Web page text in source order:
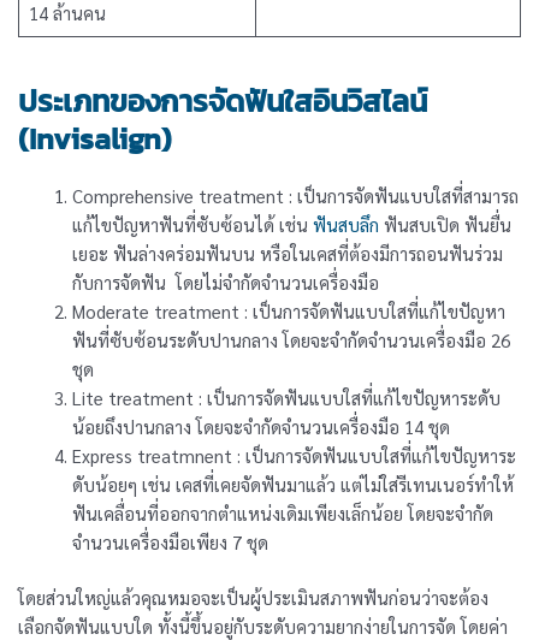
14 ล้านคน
ประเภทของการจัดฟันใสอินวิสไลน์
(Invisalign)
Comprehensive treatment : เป็นการจัดฟันแบบใสที่สามารถ
แก้ไขปัญหาฟันที่ซับซ้อนได้ เช่น ฟันสบลึก ฟันสบเปิด ฟันยื่น
เยอะ ฟันล่างคร่อมฟันบน หรือในเคสที่ต้องมีการถอนฟันร่วม
กับการจัดฟัน โดยไม่จำกัดจำนวนเครื่องมือ
Moderate treatment : เป็นการจัดฟันแบบใสที่แก้ไขปัญหา
ฟันที่ซับซ้อนระดับปานกลาง โดยจะจำกัดจำนวนเครื่องมือ 26
ชุด
Lite treatment : เป็นการจัดฟันแบบใสที่แก้ไขปัญหาระดับ
น้อยถึงปานกลาง โดยจะจำกัดจำนวนเครื่องมือ 14 ชุด
Express treatmnent : เป็นการจัดฟันแบบใสที่แก้ไขปัญหาระ
ดับน้อยๆ เช่น เคสที่เคยจัดฟันมาแล้ว แต่ไม่ใส่รีเทนเนอร์ทำให้
ฟันเคลื่อนที่ออกจากตำแหน่งเดิมเพียงเล็กน้อย โดยจะจำกัด
จำนวนเครื่องมือเพียง 7 ชุด
โดยส่วนใหญ่แล้วคุณหมอจะเป็นผู้ประเมินสภาพฟันก่อนว่าจะต้อง
เลือกจัดฟันแบบใด ทั้งนี้ขึ้นอยู่กับระดับความยากง่ายในการจัด โดยค่า